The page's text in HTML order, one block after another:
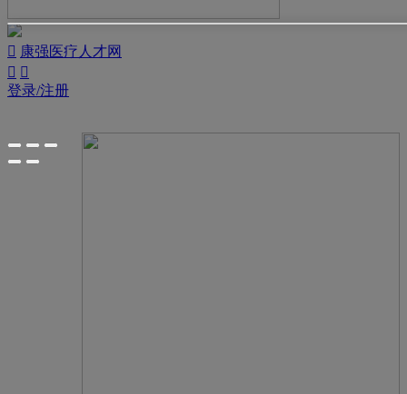
 康强医疗人才网
 
登录/注册